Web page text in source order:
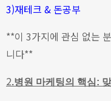
3)재테크 & 돈공부
**이 3가지에 관심 없는
니다**
2.병원 마케팅의 핵심: